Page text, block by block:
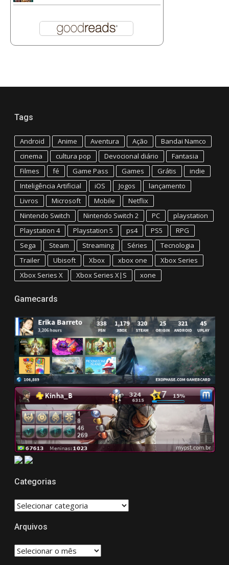
Tags
Android Anime Aventura Ação
Bandai Namco
cinema
cultura pop Devocional diário
Fantasia
Filmes
fé Game Pass Games Grátis
indie
Inteligência Artificial
iOS Jogos
lançamento
Livros
Microsoft Mobile
Netflix
Nintendo Switch
Nintendo Switch 2 PC
playstation
Playstation 4
Playstation 5 ps4 PS5
RPG
Sega
Steam Streaming Séries
Tecnologia
Trailer
Ubisoft Xbox xbox one
Xbox Series
Xbox Series X
Xbox Series X|S xone
Gamecards
Categorias
CATEGORIAS
Arquivos
Arquivos